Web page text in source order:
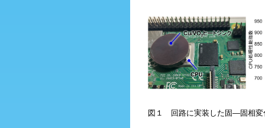
図１ 回路に実装した固―固相変